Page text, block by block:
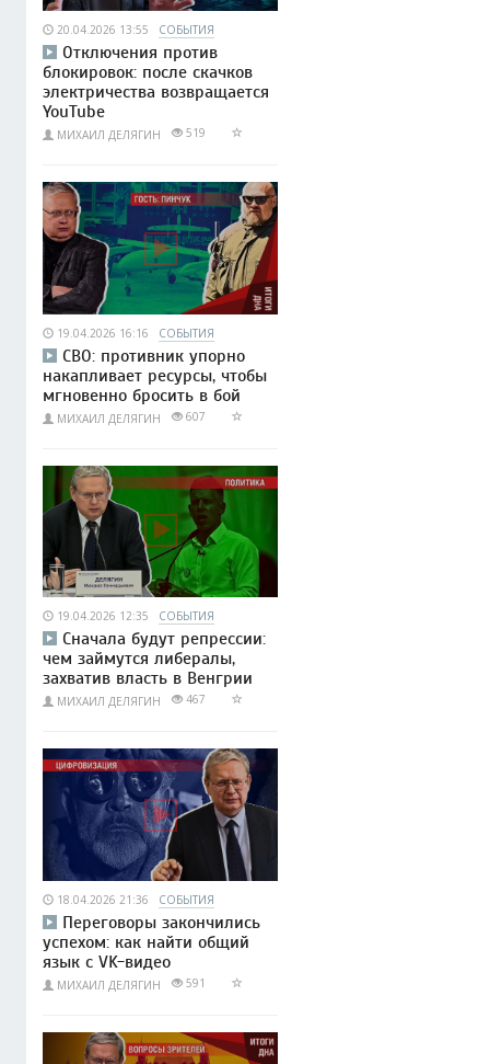
20.04.2026 13:55 СОБЫТИЯ
Отключения против
блокировок: после скачков
электричества возвращается
YouTube
МИХАИЛ ДЕЛЯГИН 519
19.04.2026 16:16 СОБЫТИЯ
СВО: противник упорно
накапливает ресурсы, чтобы
мгновенно бросить в бой
МИХАИЛ ДЕЛЯГИН 607
19.04.2026 12:35 СОБЫТИЯ
Сначала будут репрессии:
чем займутся либералы,
захватив власть в Венгрии
МИХАИЛ ДЕЛЯГИН 467
18.04.2026 21:36 СОБЫТИЯ
Переговоры закончились
успехом: как найти общий
язык с VK-видео
МИХАИЛ ДЕЛЯГИН 591